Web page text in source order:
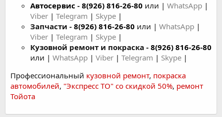
Автосервис - 8(926) 816-26-80 или | WhatsApp |
Viber | Telegram | Skype |
Запчасти - 8(926) 816-26-80 или | WhatsApp |
Viber | Telegram | Skype |
Кузовной ремонт и покраска - 8(926) 816-26-80
или | WhatsApp | Viber | Telegram | Skype |
Профессиональный кузовной ремонт, покраска
автомобилей, "Экспресс ТО" со скидкой 50%, ремонт
Тойота